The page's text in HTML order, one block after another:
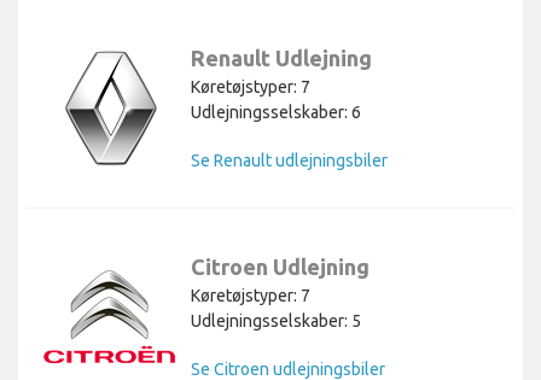
Renault Udlejning
Køretøjstyper: 7
Udlejningsselskaber: 6
Se Renault udlejningsbiler
Citroen Udlejning
Køretøjstyper: 7
Udlejningsselskaber: 5
Se Citroen udlejningsbiler